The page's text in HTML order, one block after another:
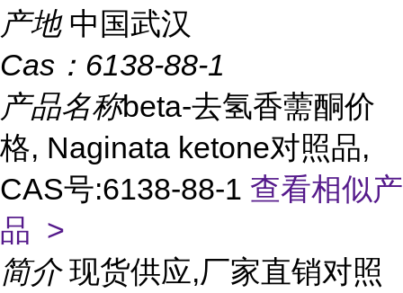
产地 中国武汉
Cas： 6138-88-1
产品名称beta-去氢香薷酮价
格, Naginata ketone对照品,
CAS号:6138-88-1 查看相似产
品 >
简介 现货供应,厂家直销对照